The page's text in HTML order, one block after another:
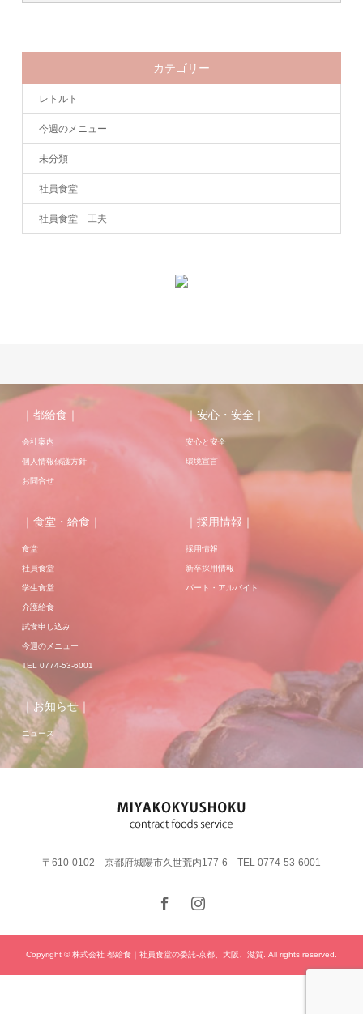
カテゴリー
レトルト
今週のメニュー
未分類
社員食堂
社員食堂 工夫
｜都給食｜
会社案内
個人情報保護方針
お問合せ
｜安心・安全｜
安心と安全
環境宣言
｜食堂・給食｜
食堂
社員食堂
学生食堂
介護給食
試食申し込み
今週のメニュー
TEL 0774-53-6001
｜採用情報｜
採用情報
新卒採用情報
パート・アルバイト
｜お知らせ｜
ニュース
〒610-0102 京都府城陽市久世荒内177-6 TEL 0774-53-6001
Copyright © 株式会社 都給食｜社員食堂の委託-京都、大阪、滋賀. All rights reserved.